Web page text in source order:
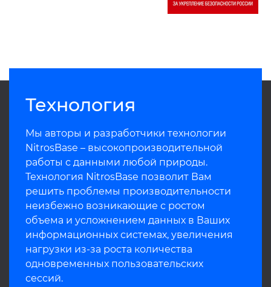
Технология
Мы авторы и разработчики технологии
NitrosBase – высокопроизводительной
работы с данными любой природы.
Технология NitrosBase позволит Вам
решить проблемы производительности
неизбежно возникающие с ростом
объема и усложнением данных в Ваших
информационных системах, увеличения
нагрузки из-за роста количества
одновременных пользовательских
сессий.